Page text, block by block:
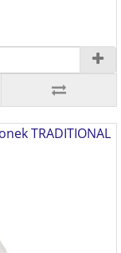
TRADITIONAL